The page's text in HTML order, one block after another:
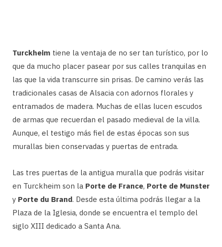
Turckheim tiene la ventaja de no ser tan turístico, por lo
que da mucho placer pasear por sus calles tranquilas en
las que la vida transcurre sin prisas. De camino verás las
tradicionales casas de Alsacia con adornos florales y
entramados de madera. Muchas de ellas lucen escudos
de armas que recuerdan el pasado medieval de la villa.
Aunque, el testigo más fiel de estas épocas son sus
murallas bien conservadas y puertas de entrada.
Las tres puertas de la antigua muralla que podrás visitar
en Turckheim son la Porte de France, Porte de Munster
y Porte du Brand. Desde esta última podrás llegar a la
Plaza de la Iglesia, donde se encuentra el templo del
siglo XIII dedicado a Santa Ana.